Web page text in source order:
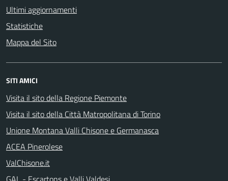
Ultimi aggiornamenti
Statistiche
Mappa del Sito
SITI AMICI
Visita il sito della Regione Piemonte
Visita il sito della Città Matropolitana di Torino
Unione Montana Valli Chisone e Germanasca
ACEA Pinerolese
ValChisone.it